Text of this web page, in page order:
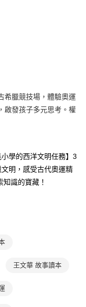
使用無須另外申請。
自動跳轉到大哥付的交易
截止日，確認付款後即完
確認頁面所載為準。
你分期系統評分，恕無
每月結算日後寄送繳費提
稱本公司）所提供，讓
由商店將買賣／分期付款
繳交帳款。
進項蒐集、處理及利用，
userRule
付方式。 讓您購物簡單
轉至「AFTEE先享後付」
易完成。
有效，需透過AFTEE先享
請聯繫「AFTEE先享後付
499即享免運。
)
用於郵局i郵箱）
希臘競技場，體驗奧運
啟發孩子多元思考。權
學的西洋文明任務】3
明，感受古代奧運精
識的寶藏！
王文華 故事讀本